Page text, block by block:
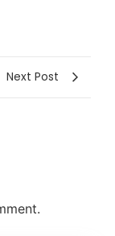
Next Post